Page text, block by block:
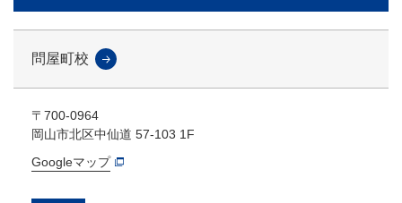
問屋町校
〒700-0964
岡山市北区中仙道 57-103 1F
Googleマップ